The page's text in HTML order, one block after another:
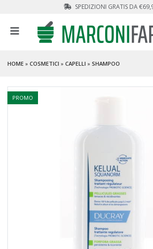
SPEDIZIONI GRATIS DA
HOME » COSMETICI » CAPELLI » SHAMPOO
PROMO